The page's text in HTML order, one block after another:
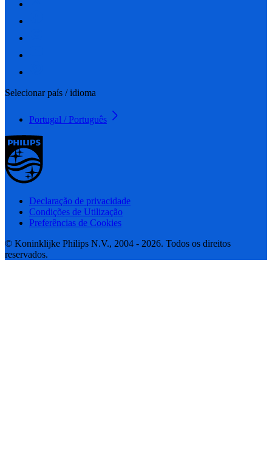
Selecionar país / idioma
Portugal / Português
Declaração de privacidade
Condições de Utilização
Preferências de Cookies
© Koninklijke Philips N.V., 2004 - 2026. Todos os direitos
reservados.